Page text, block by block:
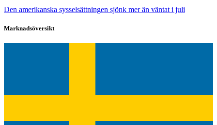
Den amerikanska sysselsättningen sjönk mer än väntat i juli
Marknadsöversikt